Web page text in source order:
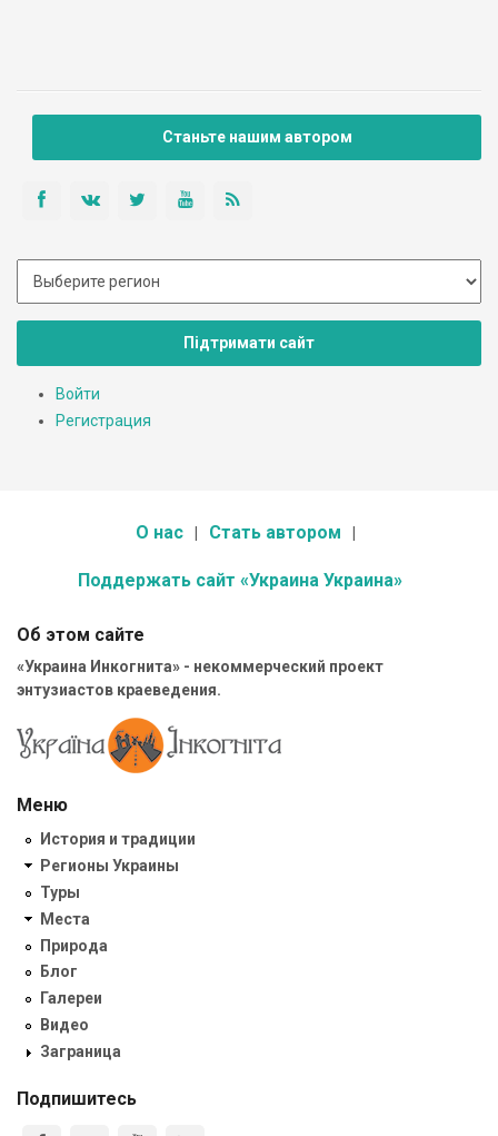
Станьте нашим автором
Підтримати сайт
Войти
Регистрация
О нас Стать автором
Поддержать сайт «Украина Украина»
Об этом сайте
«Украина Инкогнита» - некоммерческий проект
энтузиастов краеведения.
Меню
История и традиции
Регионы Украины
Туры
Места
Природа
Блог
Галереи
Видео
Заграница
Подпишитесь